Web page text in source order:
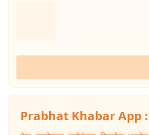
Prabhat Khabar App :